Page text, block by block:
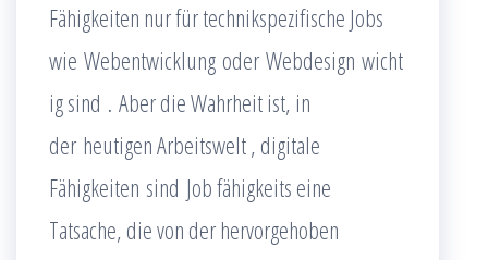
Fähigkeiten nur für technikspezifische Jobs
wie Webentwicklung oder Webdesign wicht
ig sind . Aber die Wahrheit ist, in
der heutigen Arbeitswelt , digitale
Fähigkeiten sind Job fähigkeits eine
Tatsache, die von der hervorgehoben